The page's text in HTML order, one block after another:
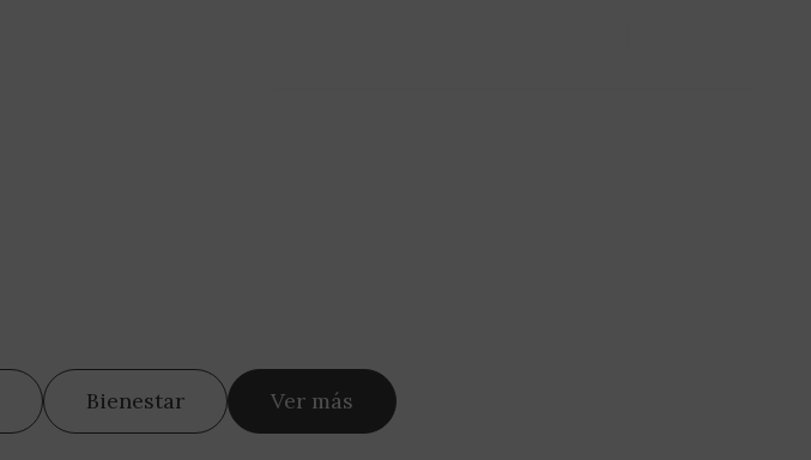
Bienestar Ver más